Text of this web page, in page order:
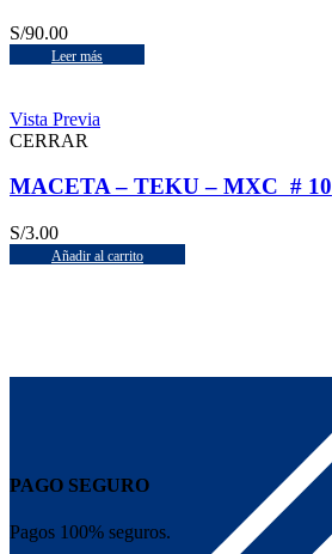
S/90.00
Leer más
Vista Previa
CERRAR
MACETA – TEKU – MXC # 10
S/3.00
Añadir al carrito
PAGO SEGURO
Pagos 100% seguros.